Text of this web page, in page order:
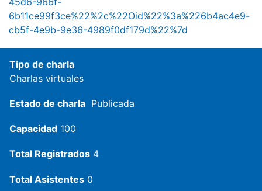
6b11ce99f3ce%22%2c%22Oid%22%3a%226b4ac4e9-
cb5f-4e9b-9e36-4989f0df179d%22%7d
Tipo de charla
Charlas virtuales
Estado de charla Publicada
Capacidad 100
Total Registrados 4
Total Asistentes 0